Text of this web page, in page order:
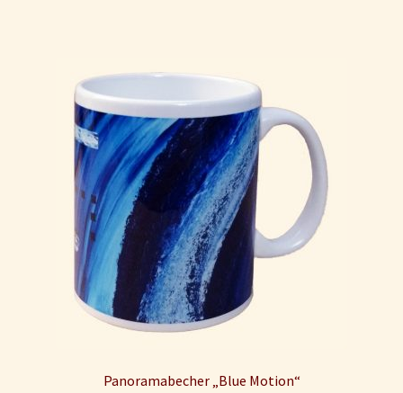
Panoramabecher „Blue Motion“